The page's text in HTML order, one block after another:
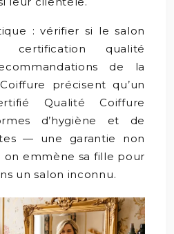
: vérifier si le salon
certification qualité
de la
précisent qu’un
Qualité Coiffure
d’hygiène et de
— une garantie non
on emmène sa fille pour
un salon inconnu.